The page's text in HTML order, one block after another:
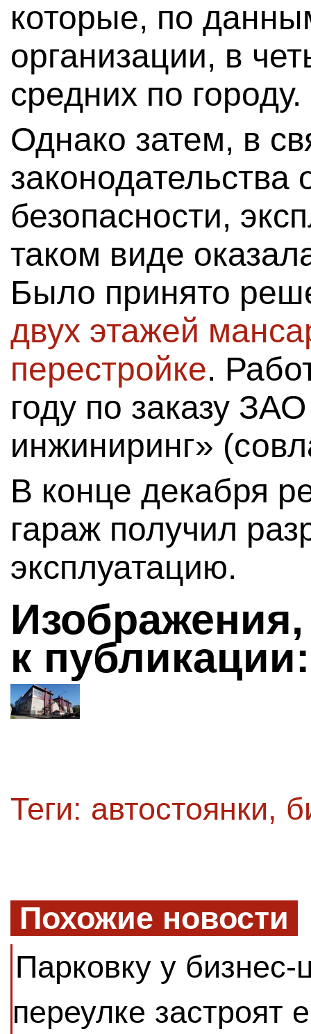
которые, по
организации, в
средних по городу.
Однако затем, в
законодательства
безопасности,
таком виде
Было принято
двух этажей
перестройке.
году по заказу
инжиниринг»
В конце декабря
гараж получил
эксплуатацию.
к публикации:
Теги: автостоянки,
Похожие новости
Парковку у
переулке